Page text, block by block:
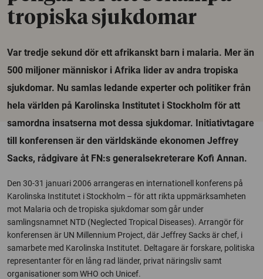
tropiska sjukdomar
Var tredje sekund dör ett afrikanskt barn i malaria. Mer än
500 miljoner människor i Afrika lider av andra tropiska
sjukdomar. Nu samlas ledande experter och politiker från
hela världen på Karolinska Institutet i Stockholm för att
samordna insatserna mot dessa sjukdomar. Initiativtagare
till konferensen är den världskände ekonomen Jeffrey
Sacks, rådgivare åt FN:s generalsekreterare Kofi Annan.
Den 30-31 januari 2006 arrangeras en internationell konferens på
Karolinska Institutet i Stockholm – för att rikta uppmärksamheten
mot Malaria och de tropiska sjukdomar som går under
samlingsnamnet NTD (Neglected Tropical Diseases). Arrangör för
konferensen är UN Millennium Project, där Jeffrey Sacks är chef, i
samarbete med Karolinska Institutet. Deltagare är forskare, politiska
representanter för en lång rad länder, privat näringsliv samt
organisationer som WHO och Unicef.